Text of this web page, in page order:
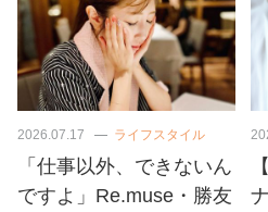
2026.07.17 ライフスタイル
「仕事以外、できないん
ですよ」Re.muse・勝友